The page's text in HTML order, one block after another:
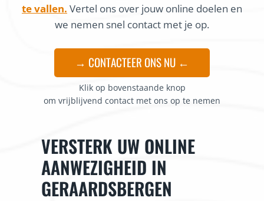
te vallen. Vertel ons over jouw online doelen en
we nemen snel contact met je op.
→ CONTACTEER ONS NU ←
Klik op bovenstaande knop
om vrijblijvend contact met ons op te nemen
VERSTERK UW ONLINE
AANWEZIGHEID IN
GERAARDSBERGEN